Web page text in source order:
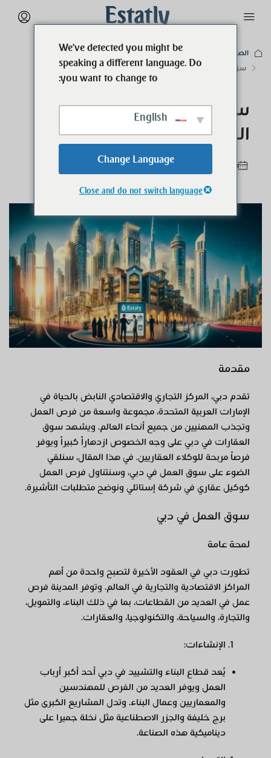
الصفحة الرئيسية
المدونة
سوق العمل في دبي وفرص العمل كوسيط مع إستاتلي
سوق العمل في دبي وفرص
العمل كوسيط مع إستاتلي
‏سنتين قبل المدونة 0
مقدمة
تقدم دبي، المركز التجاري والاقتصادي النابض بالحياة في
الإمارات العربية المتحدة، مجموعة واسعة من فرص العمل
وتجذب المهنيين من جميع أنحاء العالم. ويشهد سوق
العقارات في دبي على وجه الخصوص ازدهاراً كبيراً ويوفر
فرصاً مربحة للوكلاء العقاريين. في هذا المقال، سنلقي
الضوء على سوق العمل في دبي، وسنتناول فرص العمل
كوكيل عقاري في شركة إستاتلي ونوضح متطلبات التأشيرة.
سوق العمل في دبي
لمحة عامة
تطورت دبي في العقود الأخيرة لتصبح واحدة من أهم
المراكز الاقتصادية والتجارية في العالم. وتوفر المدينة فرص
عمل في العديد من القطاعات، بما في ذلك البناء، والتمويل،
والتجارة، والسياحة، والتكنولوجيا، والعقارات.
الإنشاءات:
يُعد قطاع البناء والتشييد في دبي أحد أكبر أرباب
العمل ويوفر العديد من الفرص للمهندسين
والمعماريين وعمال البناء. وتدل المشاريع الكبرى مثل
برج خليفة والجزر الاصطناعية مثل نخلة جميرا على
ديناميكية هذه الصناعة.
We've detected you might be
speaking a different language. Do
you want to change to:
Change Language
Close and do not switch language